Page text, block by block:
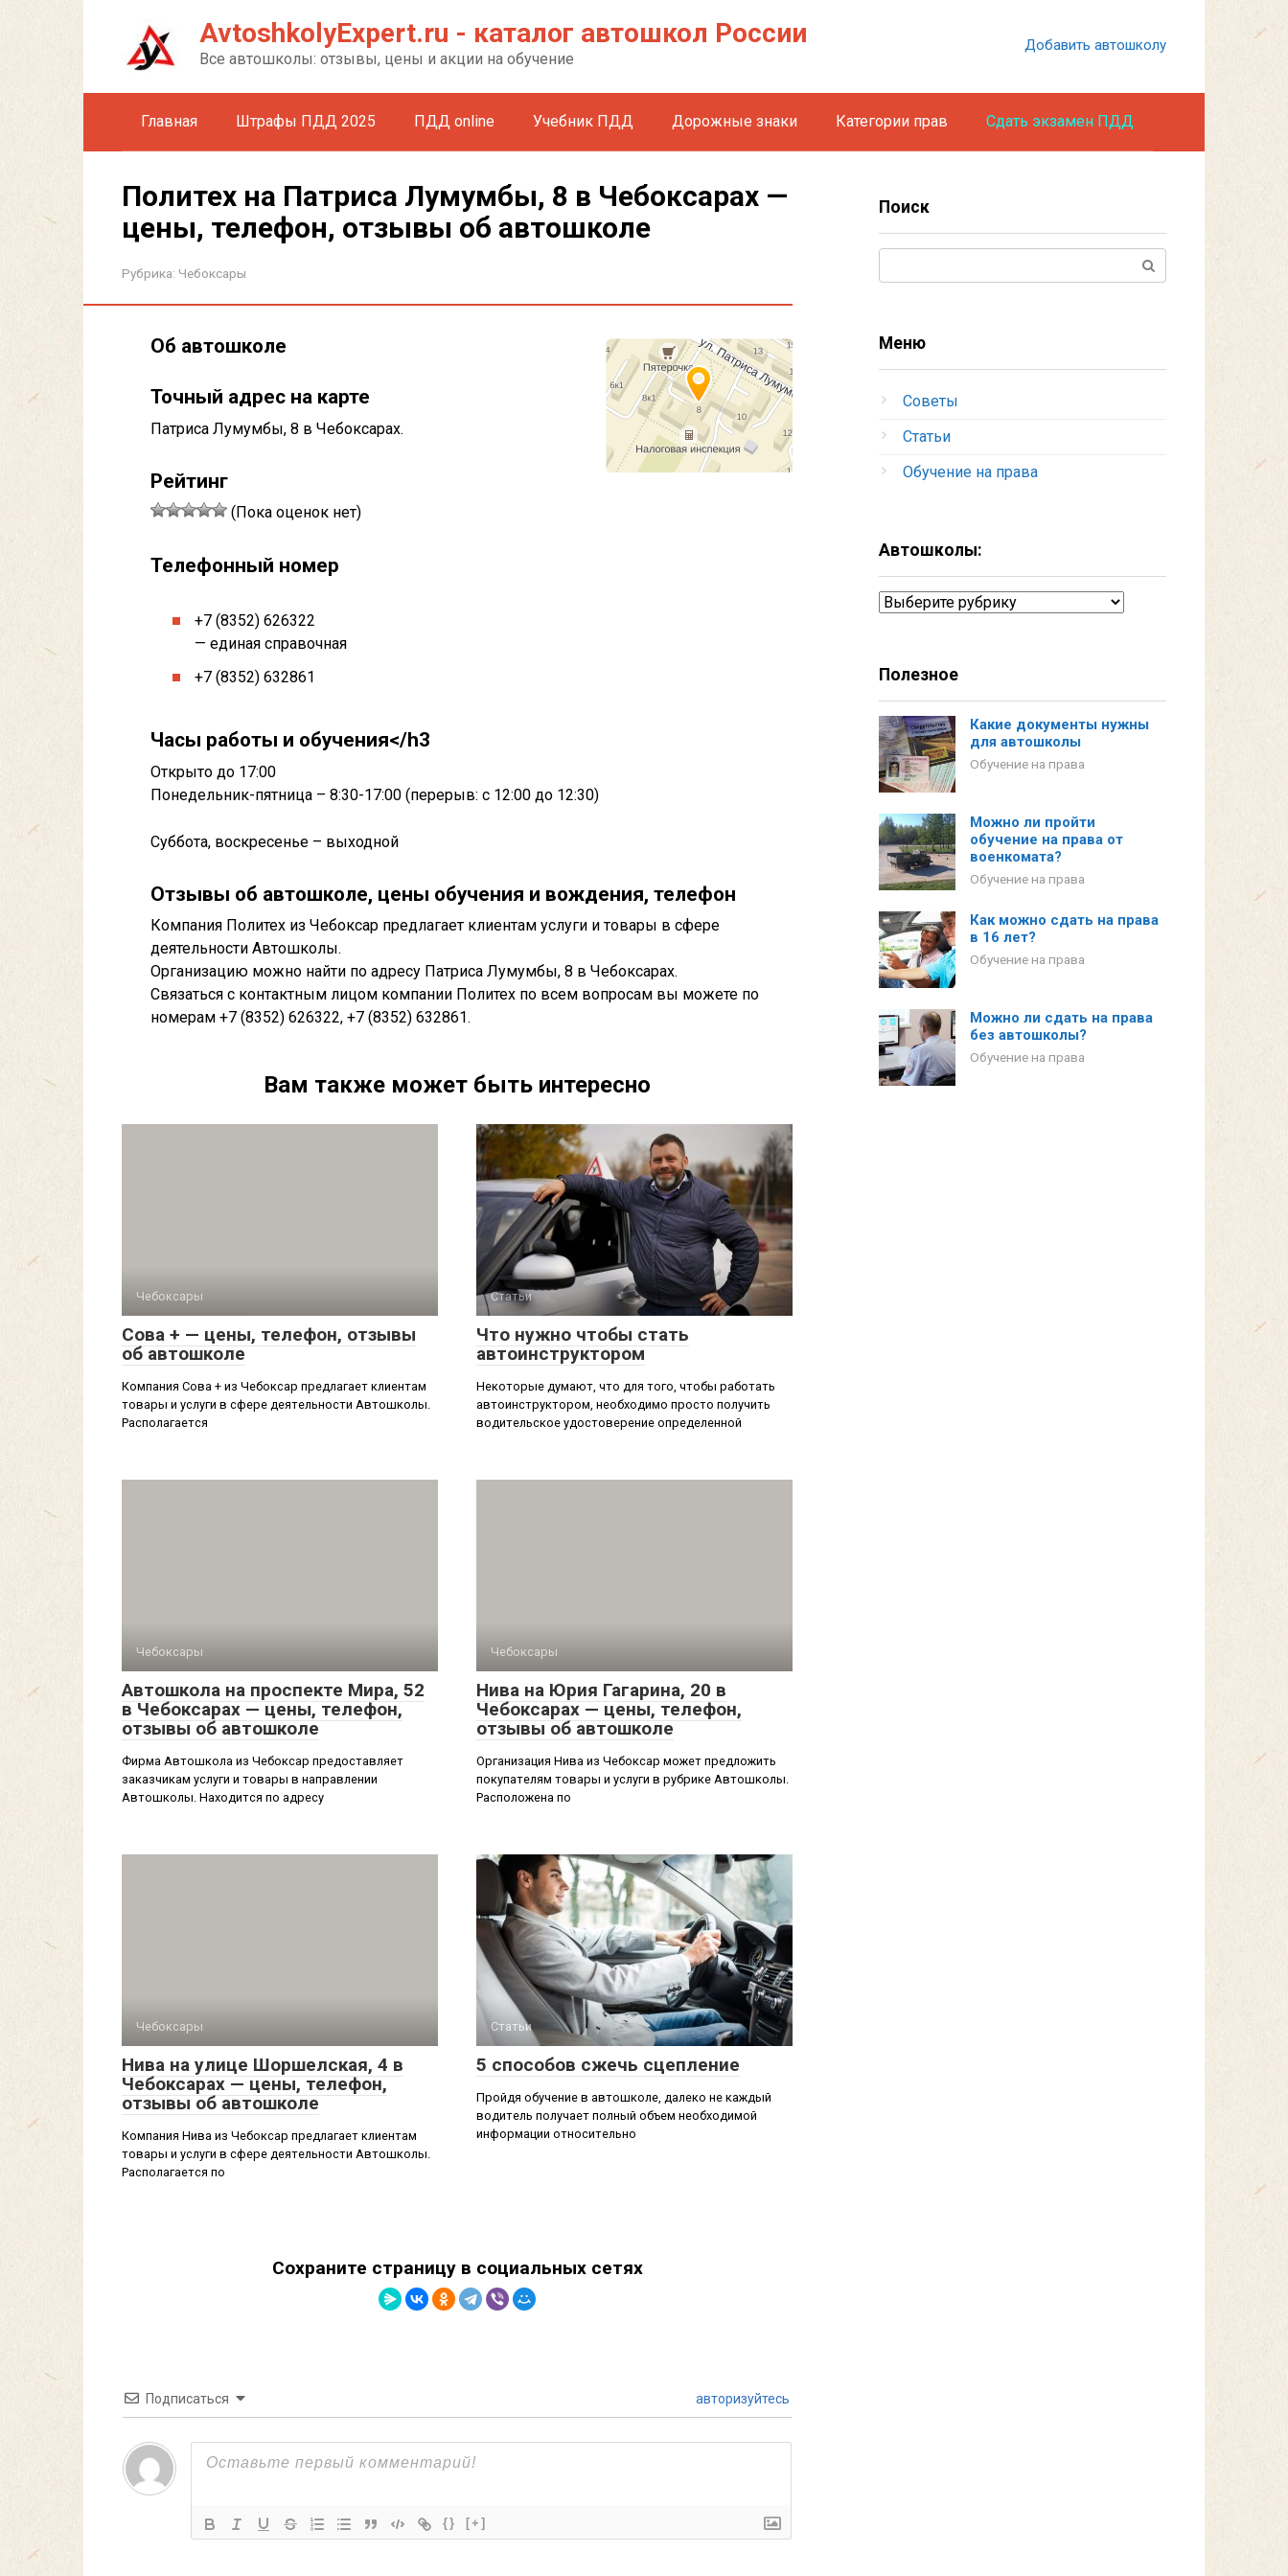
AvtoshkolyExpert.ru - каталог автошкол России
Все автошколы: отзывы, цены и акции на обучение
Добавить автошколу
Главная Штрафы ПДД 2025 ПДД online Учебник ПДД Дорожные знаки Категории прав Сдать экзамен ПДД
Политех на Патриса Лумумбы, 8 в Чебоксарах —
цены, телефон, отзывы об автошколе
Рубрика: Чебоксары
Об автошколе
Точный адрес на карте
Патриса Лумумбы, 8 в Чебоксарах.
Рейтинг
(Пока оценок нет)
Телефонный номер
+7 (8352) 626322
— единая справочная
+7 (8352) 632861
Часы работы и обучения</h3
Открыто до 17:00
Понедельник-пятница – 8:30-17:00 (перерыв: с 12:00 до 12:30)
Суббота, воскресенье – выходной
Отзывы об автошколе, цены обучения и вождения, телефон
Компания Политех из Чебоксар предлагает клиентам услуги и товары в сфере
деятельности Автошколы.
Организацию можно найти по адресу Патриса Лумумбы, 8 в Чебоксарах.
Связаться с контактным лицом компании Политех по всем вопросам вы можете по
номерам +7 (8352) 626322, +7 (8352) 632861.
Вам также может быть интересно
Чебоксары
Сова + — цены, телефон, отзывы
об автошколе
Компания Сова + из Чебоксар предлагает клиентам
товары и услуги в сфере деятельности Автошколы.
Располагается
Статьи
Что нужно чтобы стать
автоинструктором
Некоторые думают, что для того, чтобы работать
автоинструктором, необходимо просто получить
водительское удостоверение определенной
Чебоксары
Автошкола на проспекте Мира, 52
в Чебоксарах — цены, телефон,
отзывы об автошколе
Фирма Автошкола из Чебоксар предоставляет
заказчикам услуги и товары в направлении
Автошколы. Находится по адресу
Чебоксары
Нива на Юрия Гагарина, 20 в
Чебоксарах — цены, телефон,
отзывы об автошколе
Организация Нива из Чебоксар может предложить
покупателям товары и услуги в рубрике Автошколы.
Расположена по
Чебоксары
Нива на улице Шоршелская, 4 в
Чебоксарах — цены, телефон,
отзывы об автошколе
Компания Нива из Чебоксар предлагает клиентам
товары и услуги в сфере деятельности Автошколы.
Располагается по
Статьи
5 способов сжечь сцепление
Пройдя обучение в автошколе, далеко не каждый
водитель получает полный объем необходимой
информации относительно
Сохраните страницу в социальных сетях
Подписаться авторизуйтесь
{} [+]
Поиск
Меню
Советы
Статьи
Обучение на права
Автошколы:
Автошколы:
Полезное
Какие документы нужны
для автошколы
Обучение на права
Можно ли пройти
обучение на права от
военкомата?
Обучение на права
Как можно сдать на права
в 16 лет?
Обучение на права
Можно ли сдать на права
без автошколы?
Обучение на права